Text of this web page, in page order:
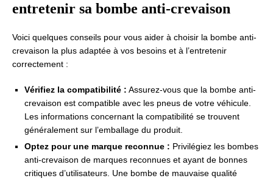
entretenir sa bombe anti-crevaison
Voici quelques conseils pour vous aider à choisir la bombe anti-
crevaison la plus adaptée à vos besoins et à l’entretenir
correctement :
Vérifiez la compatibilité : Assurez-vous que la bombe anti-
crevaison est compatible avec les pneus de votre véhicule.
Les informations concernant la compatibilité se trouvent
généralement sur l’emballage du produit.
Optez pour une marque reconnue : Privilégiez les bombes
anti-crevaison de marques reconnues et ayant de bonnes
critiques d’utilisateurs. Une bombe de mauvaise qualité